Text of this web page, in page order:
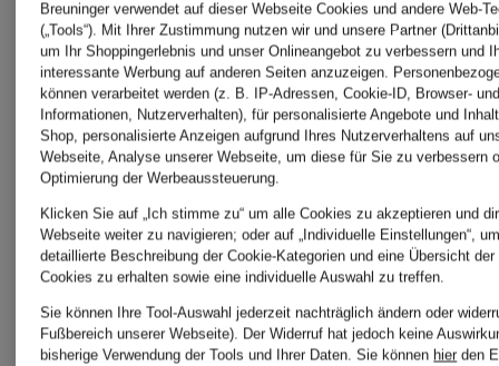
Neu Neu
Breuninger verwendet auf dieser Webseite Cookies und andere Web-
(„Tools“). Mit Ihrer Zustimmung nutzen wir und unsere Partner
um Ihr Shoppingerlebnis und unser Onlineangebot zu verbessern und
interessante Werbung auf anderen Seiten anzuzeigen.
können verarbeitet werden (z. B. IP-Adressen, Cookie-ID, Browser-
Informationen, Nutzerverhalten), für personalisierte Angebote und
Shop, personalisierte Anzeigen aufgrund Ihres Nutzerverhaltens auf
Webseite, Analyse unserer Webseite, um diese für Sie zu verbessern
Optimierung der Werbeaussteuerung.
Klicken Sie auf „Ich stimme zu“ um alle Cookies zu akzeptieren und
Webseite weiter zu navigieren; oder auf „Individuelle Einstellungen“,
detaillierte Beschreibung der Cookie-Kategorien und eine Übersicht
Cookies zu erhalten sowie eine individuelle Auswahl zu treffen.
Sie können Ihre Tool-Auswahl jederzeit nachträglich ändern oder
Fußbereich unserer Webseite). Der Widerruf hat jedoch keine
bisherige Verwendung der Tools und Ihrer Daten. Sie können hier den